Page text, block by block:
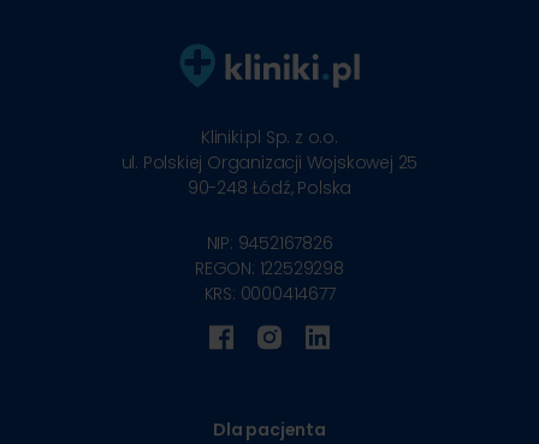
Kliniki.pl Sp. z o.o.
ul. Polskiej Organizacji Wojskowej 25
90-248 Łódź, Polska
NIP: 9452167826
REGON: 122529298
KRS: 0000414677
Dla pacjenta